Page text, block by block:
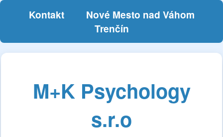
Kontakt
Nové Mesto nad Váhom
Trenčín
M+K Psychology
s.r.o